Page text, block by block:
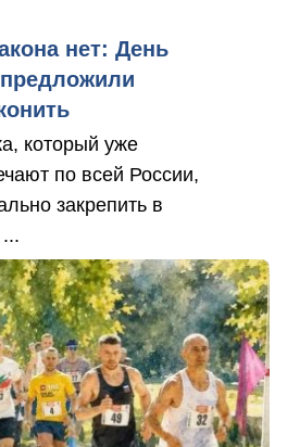
нет: День
который уже
по всей России,
закрепить в